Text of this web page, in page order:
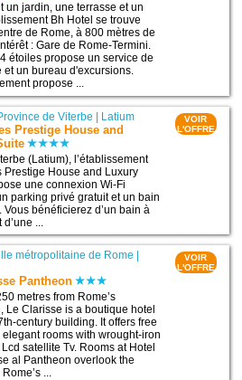
un jardin, une terrasse et un
Bh Hotel se trouve
de Rome, à 800 mètres de
: Gare de Rome-Termini.
étoiles propose un service de
et un bureau d'excursions.
propose ...
de Viterbe | Latium
Prestige House and
(Latium), l’établissement
Prestige House and Luxury
une connexion Wi-Fi
parking privé gratuit et un bain
Vous bénéficierez d’un bain à
...
VOIR
L'OFFRE
métropolitaine de Rome |
Pantheon
metres from Rome’s
Le Clarisse is a boutique hotel
century building. It offers free
elegant rooms with wrought-iron
satellite Tv. Rooms at Hotel
al Pantheon overlook the
...
VOIR
L'OFFRE